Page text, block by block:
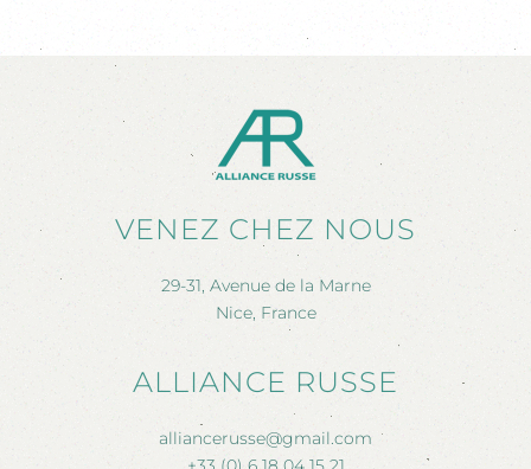
VENEZ CHEZ NOUS
29-31, Avenue de la Marne
Nice, France
ALLIANCE RUSSE
alliancerusse@gmail.com